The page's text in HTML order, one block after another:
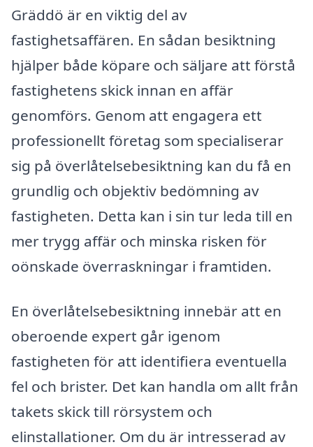
Gräddö är en viktig del av
fastighetsaffären. En sådan besiktning
hjälper både köpare och säljare att förstå
fastighetens skick innan en affär
genomförs. Genom att engagera ett
professionellt företag som specialiserar
sig på överlåtelsebesiktning kan du få en
grundlig och objektiv bedömning av
fastigheten. Detta kan i sin tur leda till en
mer trygg affär och minska risken för
oönskade överraskningar i framtiden.
En överlåtelsebesiktning innebär att en
oberoende expert går igenom
fastigheten för att identifiera eventuella
fel och brister. Det kan handla om allt från
takets skick till rörsystem och
elinstallationer. Om du är intresserad av